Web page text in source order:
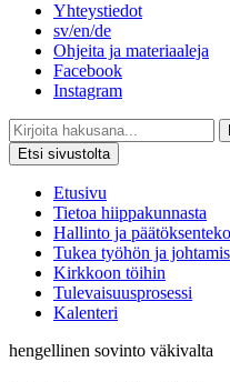
Yhteystiedot
sv/en/de
Ohjeita ja materiaaleja
Facebook
Instagram
Etsi sivustolta
Etusivu
Tietoa hiippakunnasta
Hallinto ja päätöksenteko
Tukea työhön ja
Kirkkoon töihin
Tulevaisuusprosessi
Kalenteri
hengellinen sovinto väkivalta